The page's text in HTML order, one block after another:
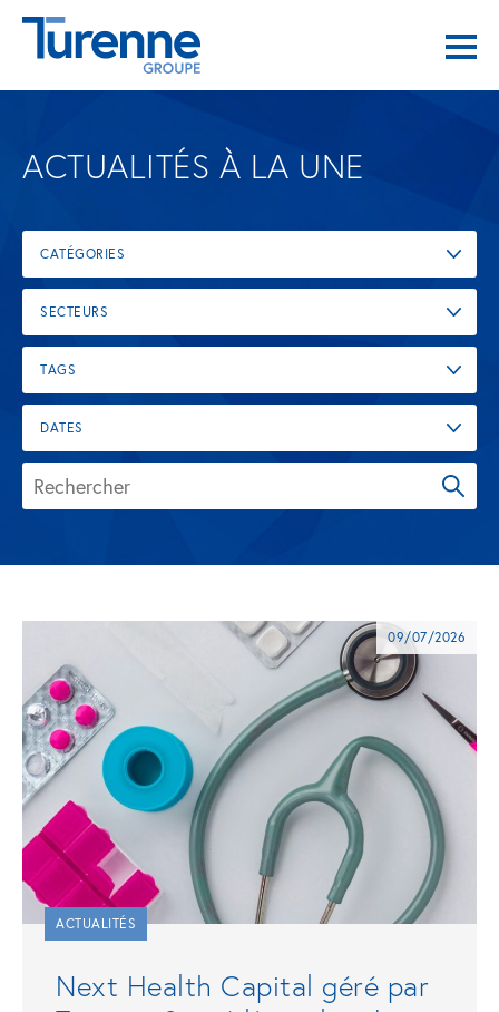
ACTUALITÉS À LA UNE
CATÉGORIES
SECTEURS
TAGS
DATES
09/07/2026
ACTUALITÉS
Next Health Capital géré par